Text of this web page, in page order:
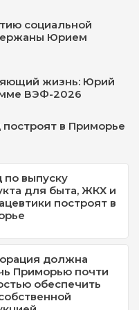
социальной
Юрием
жизнь: Юрий
ВЭФ-2026
в Приморье
по выпуску
для быта, ЖКХ и
построят в
должна
Приморью почти
обеспечить